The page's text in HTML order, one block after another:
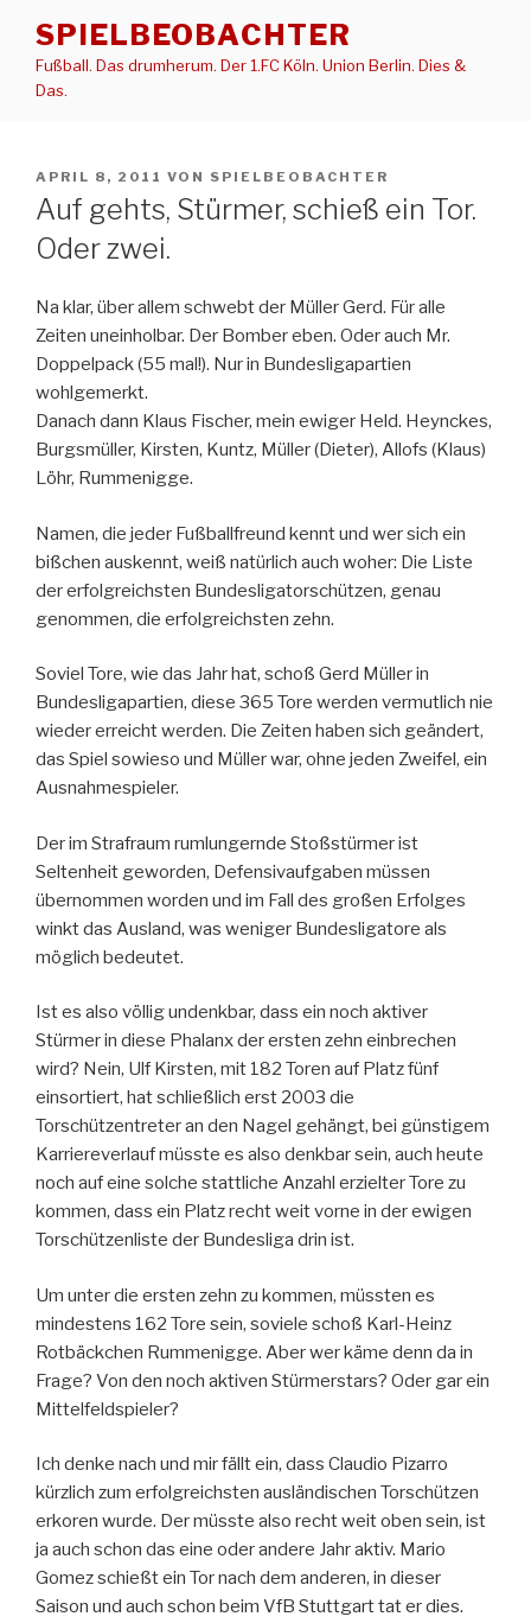
Inhalt
springen
SPIELBEOBACHTER
Fußball. Das drumherum. Der 1.FC Köln. Union Berlin. Dies &
Das.
VERÖFFENTLICHT
AM
APRIL 8, 2011 VON SPIELBEOBACHTER
Auf gehts, Stürmer, schieß ein Tor.
Oder zwei.
Na klar, über allem schwebt der Müller Gerd. Für alle
Zeiten uneinholbar. Der Bomber eben. Oder auch Mr.
Doppelpack (55 mal!). Nur in Bundesligapartien
wohlgemerkt.
Danach dann Klaus Fischer, mein ewiger Held. Heynckes,
Burgsmüller, Kirsten, Kuntz, Müller (Dieter), Allofs (Klaus)
Löhr, Rummenigge.
Namen, die jeder Fußballfreund kennt und wer sich ein
bißchen auskennt, weiß natürlich auch woher: Die Liste
der erfolgreichsten Bundesligatorschützen, genau
genommen, die erfolgreichsten zehn.
Soviel Tore, wie das Jahr hat, schoß Gerd Müller in
Bundesligapartien, diese 365 Tore werden vermutlich nie
wieder erreicht werden. Die Zeiten haben sich geändert,
das Spiel sowieso und Müller war, ohne jeden Zweifel, ein
Ausnahmespieler.
Der im Strafraum rumlungernde Stoßstürmer ist
Seltenheit geworden, Defensivaufgaben müssen
übernommen worden und im Fall des großen Erfolges
winkt das Ausland, was weniger Bundesligatore als
möglich bedeutet.
Ist es also völlig undenkbar, dass ein noch aktiver
Stürmer in diese Phalanx der ersten zehn einbrechen
wird? Nein, Ulf Kirsten, mit 182 Toren auf Platz fünf
einsortiert, hat schließlich erst 2003 die
Torschützentreter an den Nagel gehängt, bei günstigem
Karriereverlauf müsste es also denkbar sein, auch heute
noch auf eine solche stattliche Anzahl erzielter Tore zu
kommen, dass ein Platz recht weit vorne in der ewigen
Torschützenliste der Bundesliga drin ist.
Um unter die ersten zehn zu kommen, müssten es
mindestens 162 Tore sein, soviele schoß Karl-Heinz
Rotbäckchen Rummenigge. Aber wer käme denn da in
Frage? Von den noch aktiven Stürmerstars? Oder gar ein
Mittelfeldspieler?
Ich denke nach und mir fällt ein, dass Claudio Pizarro
kürzlich zum erfolgreichsten ausländischen Torschützen
erkoren wurde. Der müsste also recht weit oben sein, ist
ja auch schon das eine oder andere Jahr aktiv. Mario
Gomez schießt ein Tor nach dem anderen, in dieser
Saison und auch schon beim VfB Stuttgart tat er dies.